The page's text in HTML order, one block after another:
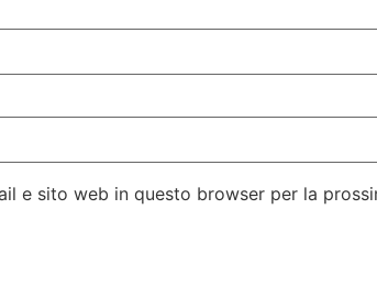
e sito web in questo browser per la